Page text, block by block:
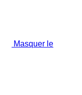
Masquer le